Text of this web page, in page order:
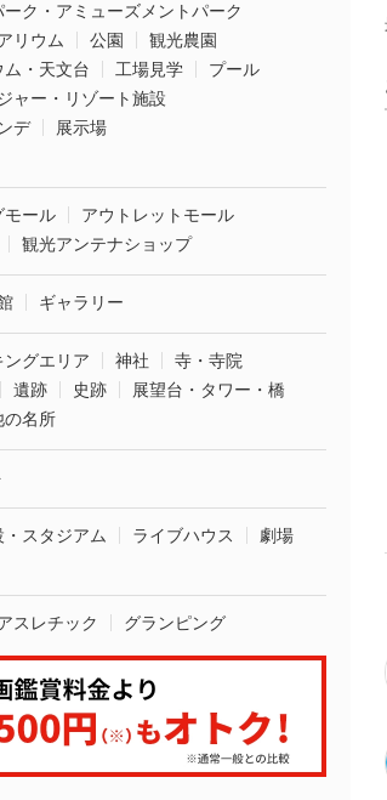
ーク・アミューズメントパーク
リウム 公園
観光農園
・天文台 工場見学
プール
ャー・リゾート施設
デ
展示場
モール
アウトレットモール
観光アンテナショップ
ギャラリー
グエリア 神社
寺・寺院
遺跡 史跡
展望台・タワー・橋
の名所
スタジアム ライブハウス
劇場
スレチック グランピング